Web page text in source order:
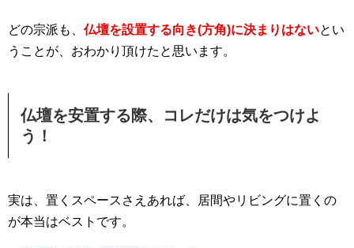
どの宗派も、 仏壇を設置する向き(方角)に決まりはないとい
うことが、おわかり頂けたと思います。
仏壇を安置する際、コレだけは気をつけよ
う！
実は、置くスペースさえあれば、居間やリビングに置くの
が本当はベストです。